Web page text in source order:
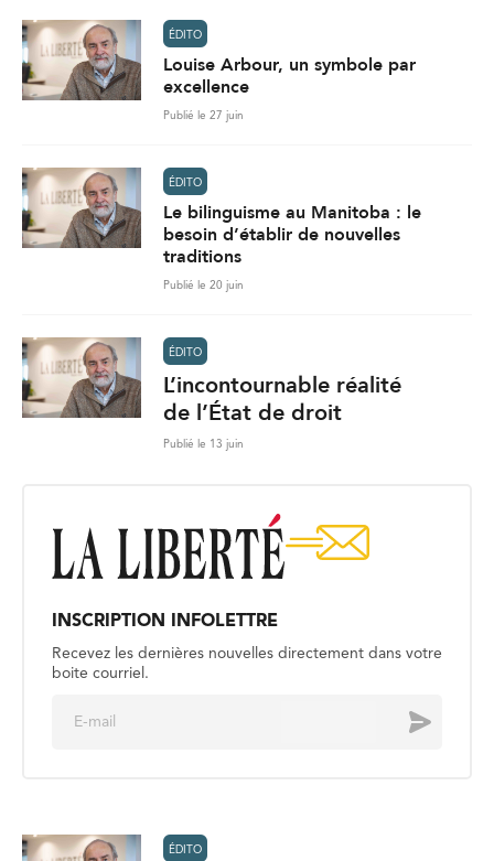
ÉDITO
Louise Arbour, un symbole par
excellence
Publié le 27 juin
ÉDITO
Le bilinguisme au Manitoba : le
besoin d’établir de nouvelles
traditions
Publié le 20 juin
ÉDITO
L’incontournable réalité
de l’État de droit
Publié le 13 juin
INSCRIPTION INFOLETTRE
Recevez les dernières nouvelles directement dans votre
boite courriel.
Envoyer
ÉDITO